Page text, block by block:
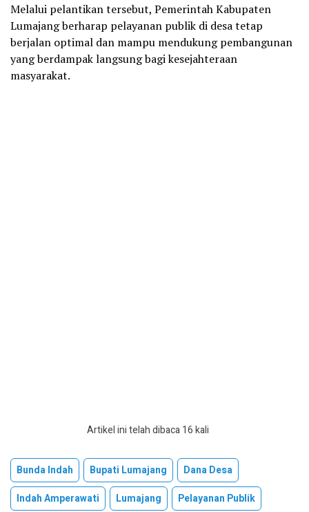
Melalui pelantikan tersebut, Pemerintah Kabupaten
Lumajang berharap pelayanan publik di desa tetap
berjalan optimal dan mampu mendukung pembangunan
yang berdampak langsung bagi kesejahteraan
masyarakat.
Artikel ini telah dibaca 16 kali
Bunda Indah Bupati Lumajang
Dana Desa
Indah Amperawati
Lumajang Pelayanan Publik